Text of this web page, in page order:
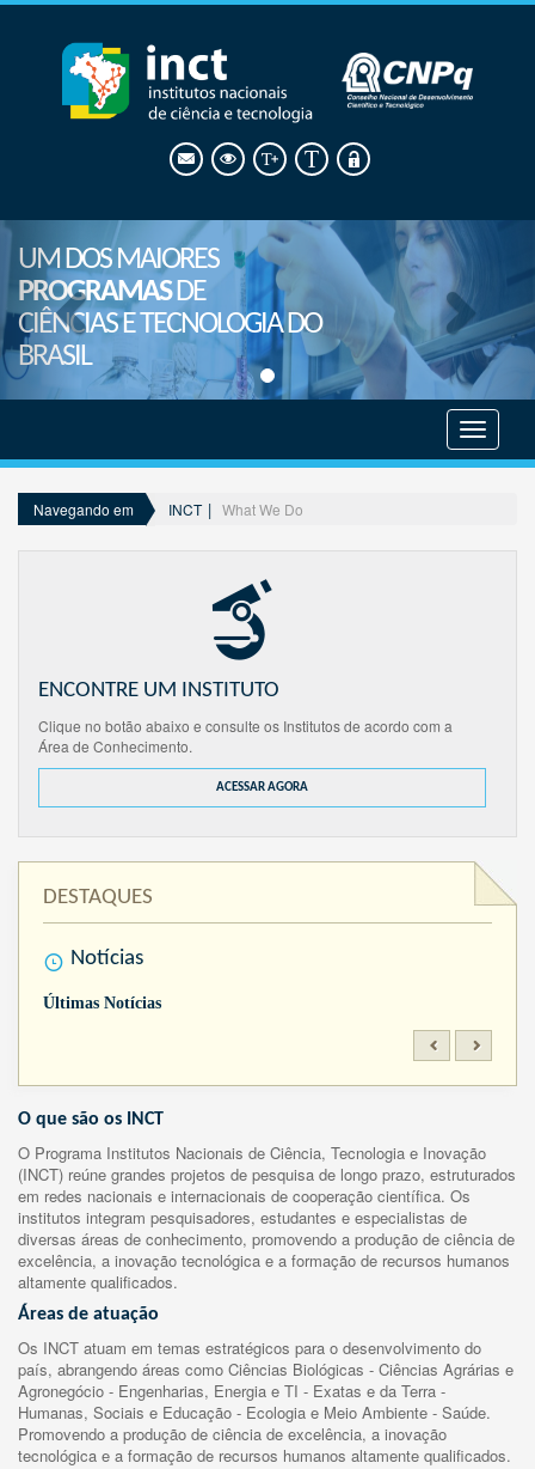
UM DOS MAIORES
PROGRAMASDE
CIÊNCIAS E TECNOLOGIA DO
BRASIL
menu
Navegando em INCT What We Do
ENCONTRE UM INSTITUTO
Clique no botão abaixo e consulte os Institutos de acordo com a
Área de Conhecimento.
ACESSAR AGORA
DESTAQUES
Notícias
Últimas Notícias
O que são os INCT
O Programa Institutos Nacionais de Ciência, Tecnologia e Inovação
(INCT) reúne grandes projetos de pesquisa de longo prazo, estruturados
em redes nacionais e internacionais de cooperação científica. Os
institutos integram pesquisadores, estudantes e especialistas de
diversas áreas de conhecimento, promovendo a produção de ciência de
excelência, a inovação tecnológica e a formação de recursos humanos
altamente qualificados.
Áreas de atuação
Os INCT atuam em temas estratégicos para o desenvolvimento do
país, abrangendo áreas como Ciências Biológicas - Ciências Agrárias e
Agronegócio - Engenharias, Energia e TI - Exatas e da Terra -
Humanas, Sociais e Educação - Ecologia e Meio Ambiente - Saúde.
Promovendo a produção de ciência de excelência, a inovação
tecnológica e a formação de recursos humanos altamente qualificados.